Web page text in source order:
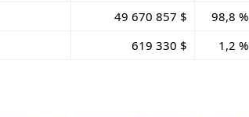
49 670 857 $
98,8 %
619 330 $ 1,2 %